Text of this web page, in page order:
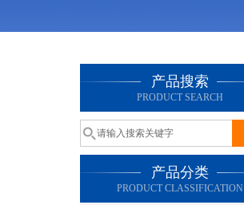
产品搜索
PRODUCT SEARCH
产品分类
PRODUCT CLASSIFICATION